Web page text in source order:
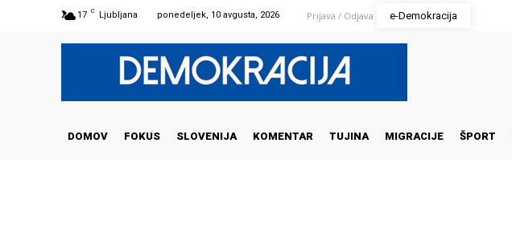
17 C Ljubljana ponedeljek, 10 avgusta, 2026 Prijava / Odjava e-Demokracija
DOMOV FOKUS SLOVENIJA KOMENTAR TUJINA MIGRACIJE ŠPORT